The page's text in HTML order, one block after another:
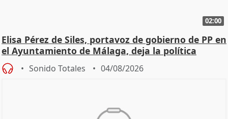
02:00
Elisa Pérez de Siles, portavoz de gobierno de PP en
el Ayuntamiento de Málaga, deja la política
Sonido Totales 04/08/2026